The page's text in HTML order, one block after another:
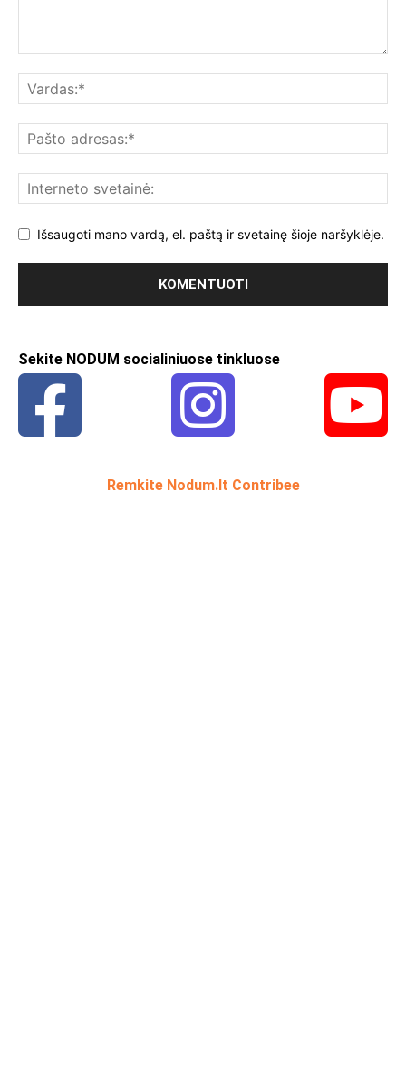
Išsaugoti mano vardą, el. paštą ir svetainę šioje naršyklėje.
Sekite NODUM socialiniuose tinkluose
Remkite Nodum.lt Contribee